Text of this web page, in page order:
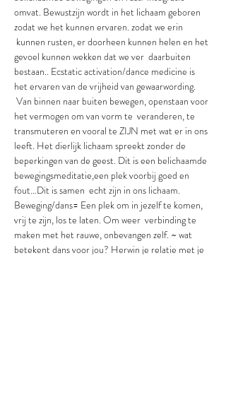
omvat. Bewustzijn wordt in het lichaam geboren
zodat we het kunnen ervaren. zodat we erin
kunnen rusten, er doorheen kunnen helen en het
gevoel kunnen wekken dat we ver  daarbuiten
bestaan.. Ecstatic activation/dance medicine is
het ervaren van de vrijheid van gewaarwording.
Van binnen naar buiten bewegen, openstaan voor
het vermogen om van vorm te  veranderen, te
transmuteren en vooral te ZIJN met wat er in ons
leeft. Het dierlijk lichaam spreekt zonder de
beperkingen van de geest. Dit is een belichaamde
bewegingsmeditatie,een plek voorbij goed en
fout…Dit is samen  echt zijn in ons lichaam.
Beweging/dans= Een plek om in jezelf te komen,
vrij te zijn, los te laten. Om weer  verbinding te
maken met het rauwe, onbevangen zelf. ~ wat
betekent dans voor jou? Herwin je relatie met je